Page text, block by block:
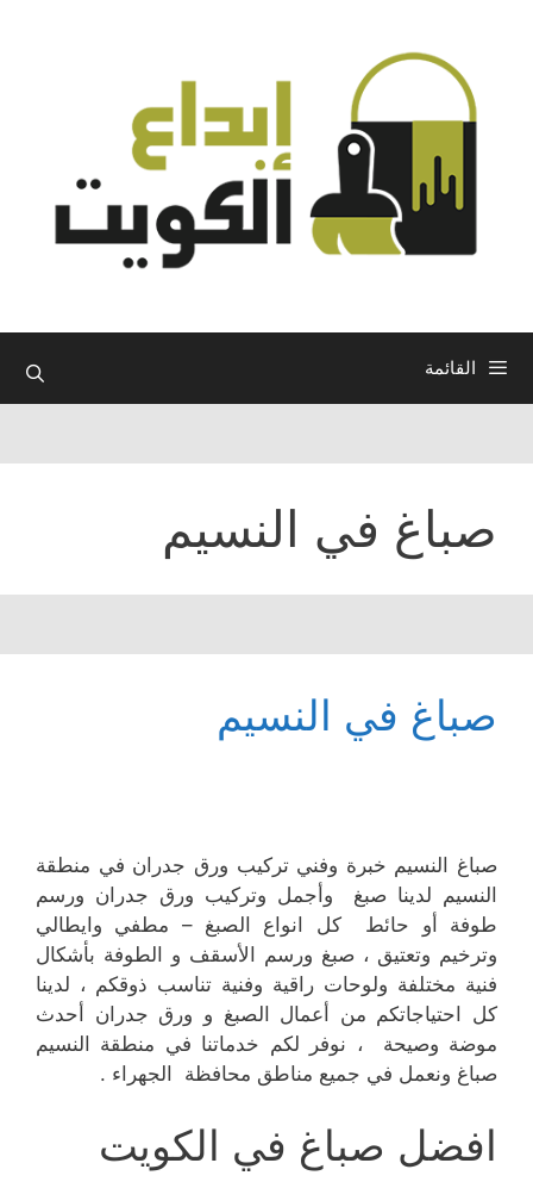
القائمة
صباغ في النسيم
صباغ في النسيم
صباغ النسيم خبرة وفني تركيب ورق جدران في منطقة
النسيم لدينا صبغ وأجمل وتركيب ورق جدران ورسم
طوفة أو حائط كل انواع الصبغ – مطفي وايطالي
وترخيم وتعتيق ، صبغ ورسم الأسقف و الطوفة بأشكال
فنية مختلفة ولوحات راقية وفنية تناسب ذوقكم ، لدينا
كل احتياجاتكم من أعمال الصبغ و ورق جدران أحدث
موضة وصيحة ، نوفر لكم خدماتنا في منطقة النسيم
صباغ ونعمل في جميع مناطق محافظة الجهراء .
افضل صباغ في الكويت